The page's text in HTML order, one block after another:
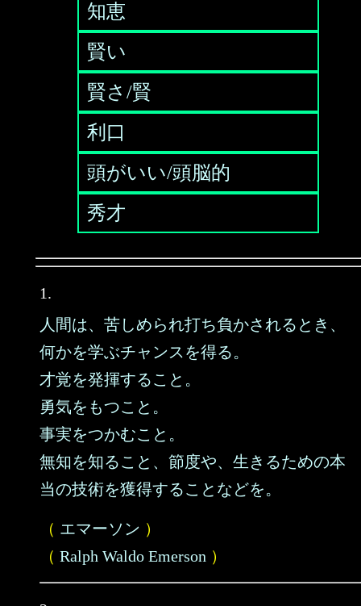
知恵
賢い
賢さ/賢
利口
頭がいい/頭脳的
秀才
1.
人間は、苦しめられ打ち負かされるとき、
何かを学ぶチャンスを得る。
才覚を発揮すること。
勇気をもつこと。
事実をつかむこと。
無知を知ること、節度や、生きるための本
当の技術を獲得することなどを。
（ エマーソン ）
（ Ralph Waldo Emerson ）